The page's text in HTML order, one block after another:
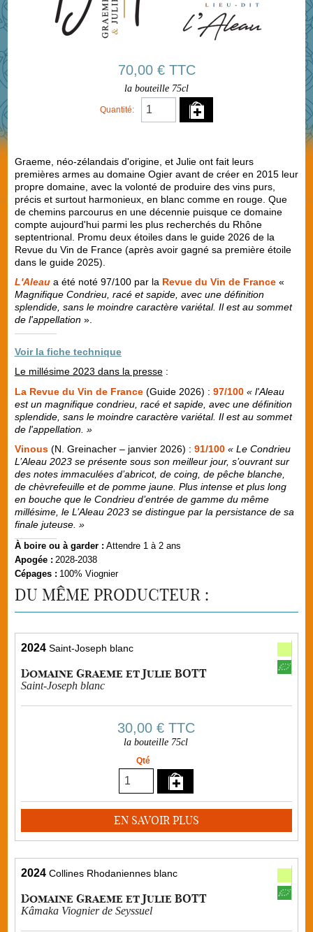
70,00 € TTC
la bouteille 75cl
Quantité:
Graeme, néo-zélandais d'origine, et Julie ont fait leurs
premières armes au domaine Ogier avant de créer en 2015 leur
propre domaine, avec la volonté de produire des vins purs,
précis et surtout harmonieux, en blanc comme en rouge. Que
de chemins parcourus en une décennie puisque ce domaine
compte aujourd'hui parmi les plus recherchés du Rhône
septentrional. Promu deux étoiles dans le guide 2026 de la
Revue du Vin de France (après avoir gagné sa première étoile
dans le guide 2025).
L'Aleaua été noté 97/100 par la Revue du Vin de France«
Magnifique Condrieu, racé et sapide, avec une définition
splendide, sans le moindre caractère variétal. Il est au sommet
de l'appellation».
Voir la fiche technique
Le millésime 2023 dans la presse:
La Revue du Vin de France (Guide 2026) : 97/100 « l'Aleau
est un magnifique condrieu, racé et sapide, avec une définition
splendide, sans le moindre caractère variétal. Il est au sommet
de l'appellation. »
Vinous (N. Greinacher – janvier 2026) : 91/100« Le Condrieu
L’Aleau 2023 se présente sous son meilleur jour, s’ouvrant sur
des notes immaculées d’abricot, de coing, de pêche blanche,
de chèvrefeuille et de pomme jaune. Plus intense et plus long
en bouche que le Condrieu d’entrée de gamme du même
millésime, le L’Aleau 2023 se distingue par la persistance de sa
finale juteuse. »
À boire ou à garder : Attendre 1 à 2 ans
Apogée : 2028-2038
Cépages : 100% Viognier
DU MÊME PRODUCTEUR :
2024 Saint-Joseph blanc
Domaine Graeme et Julie BOTT
Saint-Joseph blanc
30,00 €TTC
la bouteille 75cl
Qté
EN SAVOIR PLUS
2024 Collines Rhodaniennes blanc
Domaine Graeme et Julie BOTT
Kâmaka Viognier de Seyssuel